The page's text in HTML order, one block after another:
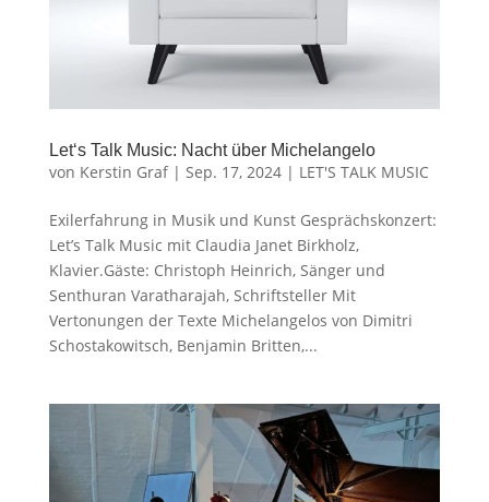
Let‘s Talk Music: Nacht über Michelangelo
von Kerstin Graf| Sep. 17, 2024| LET'S TALK MUSIC
Exilerfahrung in Musik und Kunst Gesprächskonzert:
Let’s Talk Music mit Claudia Janet Birkholz,
Klavier.Gäste: Christoph Heinrich, Sänger und
Senthuran Varatharajah, Schriftsteller Mit
Vertonungen der Texte Michelangelos von Dimitri
Schostakowitsch, Benjamin Britten,...